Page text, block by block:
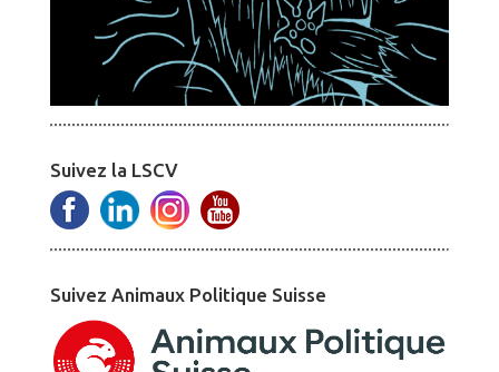
Suivez la LSCV
Suivez Animaux Politique Suisse